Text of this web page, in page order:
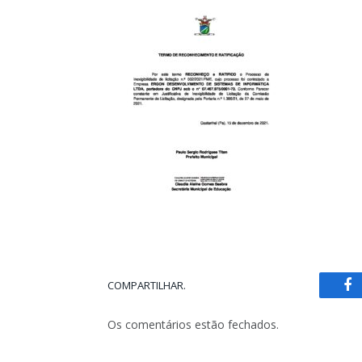
COMPARTILHAR.
Os comentários estão fechados.